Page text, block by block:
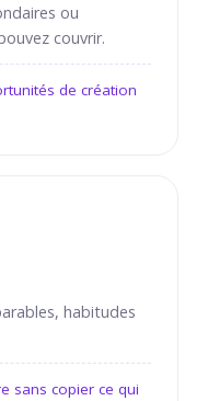
ou
couvrir.
de création
habitudes
sans copier ce qui